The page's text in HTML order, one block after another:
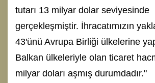
tutarı 13 milyar dolar seviyesinde
gerçekleşmiştir. İhracatımızın
43'ünü Avrupa Birliği ülkelerine
Balkan ülkeleriyle olan ticaret
milyar doları aşmış durumdadır."